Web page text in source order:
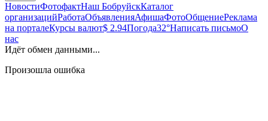
НовостиФотофактНаш БобруйскКаталог
организацийРаботаОбъявленияАфишаФотоОбщениеРеклама
на порталеКурсы валют$ 2.94Погода32°Написать письмоО
нас
Идёт обмен данными...
Произошла ошибка